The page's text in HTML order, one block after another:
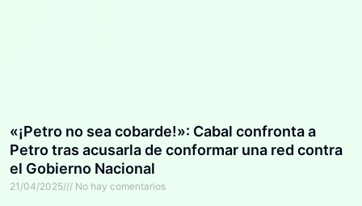
«¡Petro no sea cobarde!»: Cabal confronta a
Petro tras acusarla de conformar una red contra
el Gobierno Nacional
21/04/2025 No hay comentarios